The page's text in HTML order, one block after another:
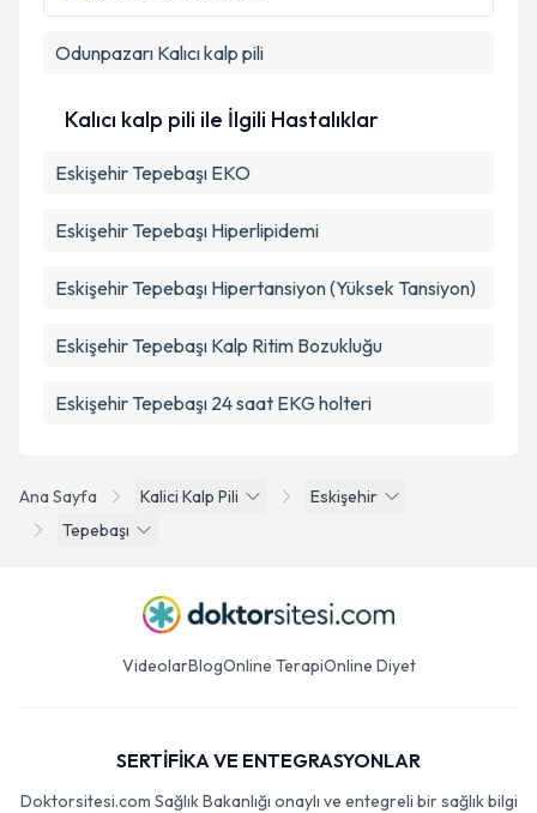
Ana Sayfa Kalici Kalp Pili
Eskişehir
Tepebaşı
Odunpazarı Kalıcı kalp pili
Kalıcı kalp pili ile İlgili Hastalıklar
Eskişehir Tepebaşı EKO
Eskişehir Tepebaşı Hiperlipidemi
Eskişehir Tepebaşı Hipertansiyon (Yüksek Tansiyon)
Eskişehir Tepebaşı Kalp Ritim Bozukluğu
Eskişehir Tepebaşı 24 saat EKG holteri
VideolarBlogOnline TerapiOnline Diyet
SERTİFİKA VE ENTEGRASYONLAR
Doktorsitesi.com Sağlık Bakanlığı onaylı ve entegreli bir sağlık bilgi